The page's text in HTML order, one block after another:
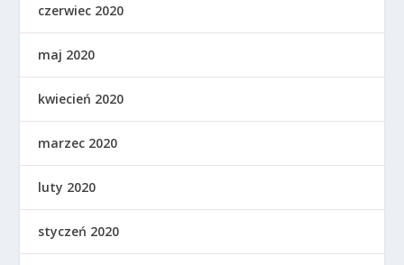
czerwiec 2020
maj 2020
kwiecień 2020
marzec 2020
luty 2020
styczeń 2020